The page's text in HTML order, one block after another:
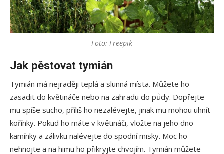
Foto: Freepik
Jak pěstovat tymián
Tymián má nejraději teplá a slunná místa. Můžete ho
zasadit do květináče nebo na zahradu do půdy. Dopřejte
mu spíše sucho, příliš ho nezalévejte, jinak mu mohou uhnít
kořínky. Pokud ho máte v květináči, vložte na jeho dno
kamínky a zálivku nalévejte do spodní misky. Moc ho
nehnojte a na himu ho přikryjte chvojím. Tymián můžete